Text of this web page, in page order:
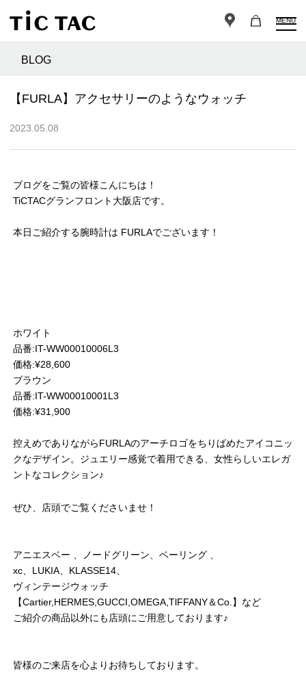
MENU
BLOG
【FURLA】アクセサリーのようなウォッチ
2023.05.08
ブログをご覧の皆様こんにちは！
TiCTACグランフロント大阪店です。
本日ご紹介する腕時計は FURLAでございます！
ホワイト
品番:IT-WW00010006L3
価格:¥28,600
ブラウン
品番:IT-WW00010001L3
価格:¥31,900
控えめでありながらFURLAのアーチロゴをちりばめたアイコニッ
クなデザイン。ジュエリー感覚で着用できる、女性らしいエレガ
ントなコレクション♪
ぜひ、店頭でご覧くださいませ！
アニエスベー 、ノードグリーン、ベーリング 、
xc、LUKIA、KLASSE14、
ヴィンテージウォッチ
【Cartier,HERMES,GUCCI,OMEGA,TlFFANY＆Co.】など
ご紹介の商品以外にも店頭にご用意しております♪
皆様のご来店を心よりお待ちしております。